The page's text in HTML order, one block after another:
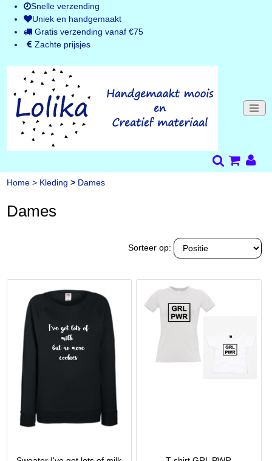
Snelle verzending
Uniek en handgemaakt
Gratis verzending vanaf €75
Zachte prijsjes
Home > Kleding > Dames
Dames
Sorteer op: